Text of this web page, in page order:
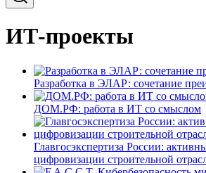
ИТ-проекты
Разработка в ЭЛАР: сочетание
ДОМ.РФ: работа в ИТ со смыслом
Главгосэкспертиза России:
цифровизации строительной